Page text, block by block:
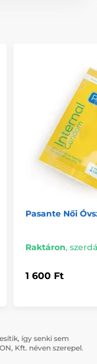
Pasante Női
Raktáron,
1 600 Ft
így senki sem
Kft. néven szerepel.